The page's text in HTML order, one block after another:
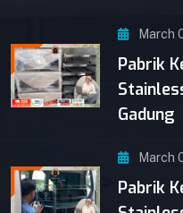
March
Pabrik
Gadung
March
Pabrik